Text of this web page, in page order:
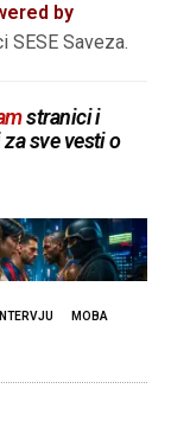
by
SESE Saveza.
stranici i
sve vesti o
INTERVJU MOBA